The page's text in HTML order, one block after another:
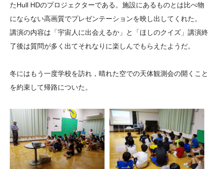
たHull HDのプロジェクターである。施設にあるものとは比べ物
にならない高画質でプレゼンテーションを映し出してくれた。
講演の内容は「宇宙人に出会えるか」と「ほしのクイズ」講演終
了後は質問が多く出てそれなりに楽しんでもらえたようだ。
冬にはもう一度学校を訪れ，晴れた空での天体観測会の開くこと
を約束して帰路についた。